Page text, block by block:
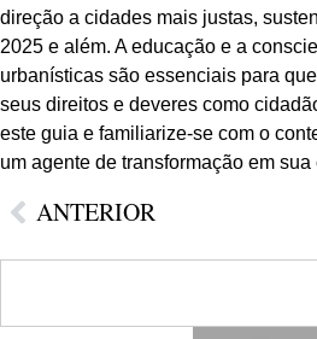
direção a cidades mais justas,
2025 e além. A educação e a
urbanísticas são essenciais para
seus direitos e deveres como
este guia e familiarize-se com o
um agente de transformação em
ANTERIOR